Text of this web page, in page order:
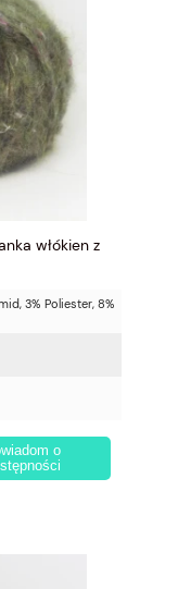
włókien z
3% Poliester, 8%
o